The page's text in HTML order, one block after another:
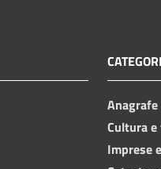
Cultura
Imprese